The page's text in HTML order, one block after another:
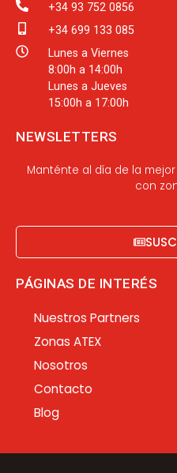
+34 93 752 0856
+34 699 133 085
Lunes a Viernes
8:00h a 14:00h
Lunes a Jueves
15:00h a 17:00h
NEWSLETTERS
Manténte al día de la
con
PÁGINAS DE INTERÉS
Nuestros Partners
Zonas ATEX
Nosotros
Contacto
Blog